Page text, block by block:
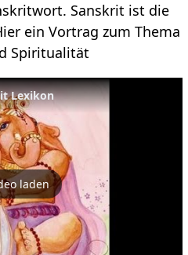
Sanskrit ist die
ein Vortrag zum Thema
Spiritualität
Lexikon
laden